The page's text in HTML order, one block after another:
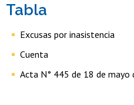
Tabla
Excusas por inasistencia
Cuenta
Acta N° 445 de 18 de mayo